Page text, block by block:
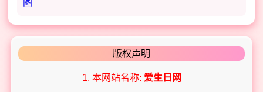
版权声明
1. 本网站名称: 爱生日网